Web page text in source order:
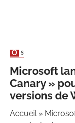
OS
Microsoft
Canary »
versions de
Accueil»